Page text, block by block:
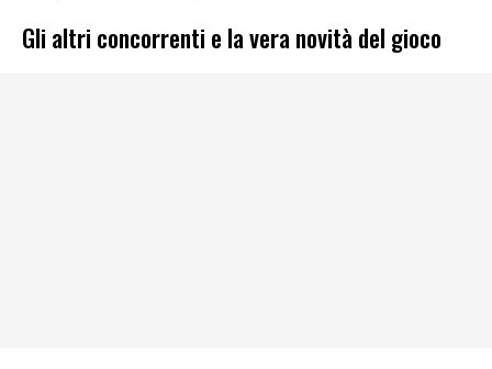
Gli altri concorrenti e la vera novità del gioco